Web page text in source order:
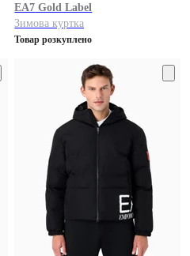
EA7 Gold Label
Зимова куртка
Товар розкуплено